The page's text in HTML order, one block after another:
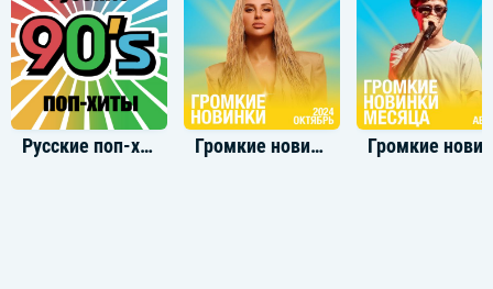
Русские поп-хиты 90-х Громкие новинки: Октябрь 2024